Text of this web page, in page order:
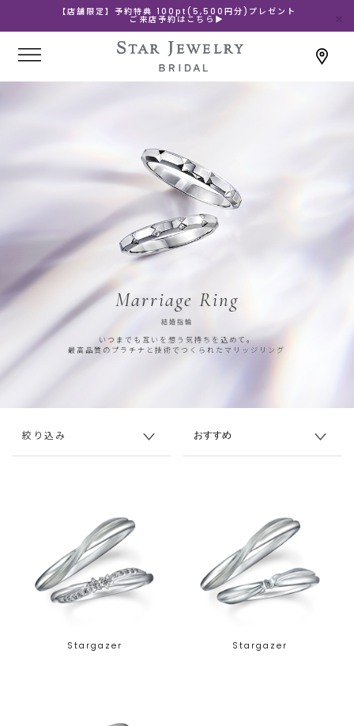
【店舗限定】予約特典 100pt(5,500円分)プレゼント
ご来店予約はこちら▶
Marriage Ring
結婚指輪
いつまでも互いを想う気持ちを込めて。
最高品質のプラチナと技術でつくられたマリッジリング
絞り込み
Stargazer Stargazer